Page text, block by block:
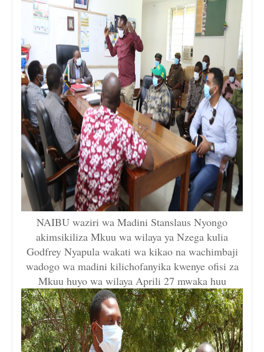
NAIBU waziri wa Madini Stanslaus Nyongo
akimsikiliza Mkuu wa wilaya ya Nzega kulia
Godfrey Nyapula wakati wa kikao na wachimbaji
wadogo wa madini kilichofanyika kwenye ofisi za
Mkuu huyo wa wilaya Aprili 27 mwaka huu